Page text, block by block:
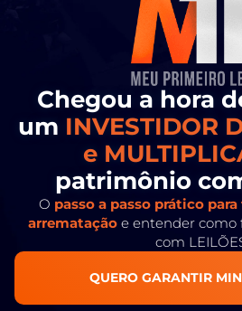
Chegou a hora
um INVESTIDOR
e
patrimônio
O passo a passo prático
arremataçãoe entender como
com
QUERO GARANTIR